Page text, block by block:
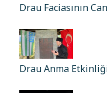
Drau Faciasının
Drau Anma